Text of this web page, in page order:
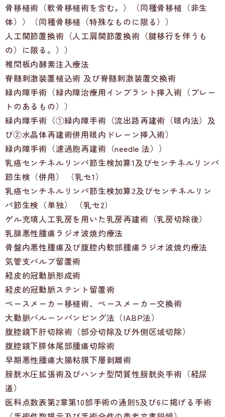
骨移植術（軟骨移植術を含む。）（同種骨移植（非生
体））（同種骨移植（特殊なものに限る））
人工関節置換術（人工肩関節置換術（腱移行を伴うも
の）に限る。））
椎間板内酵素注入療法
脊髄刺激装置植込術 及び脊髄刺激装置交換術
緑内障手術（緑内障治療用インプラント挿入術（プレー
トのあるもの））
緑内障手術（①緑内障手術（流出路再建術（眼内法）及
び②水晶体再建術併用眼内ドレーン挿入術）
緑内障手術（濾過胞再建術（needle 法））
乳癌センチネルリンパ節生検加算1及びセンチネルリンパ
節生検（併用） （乳セ1）
乳癌センチネルリンパ節生検加算2及びセンチネルリン
パ節生検（単独） （乳セ2）
ゲル充填人工乳房を用いた乳房再建術（乳房切除後）
乳腺悪性腫瘍ラジオ波焼灼療法
骨盤内悪性腫瘍及び腹腔内軟部腫瘍ラジオ波焼灼療法
気管支バルブ留置術
経皮的冠動脈形成術
経皮的冠動脈ステント留置術
ペースメーカー移植術、ペースメーカー交換術
大動脈バルーンパンピング法（IABP法）
腹腔鏡下肝切除術（部分切除及び外側区域切除）
腹腔鏡下膵体尾部腫瘍切除術
早期悪性腫瘍大腸粘膜下層剥離術
膀胱水圧拡張術及びハンナ型間質性膀胱炎手術（経尿
道）
医科点数表第2章第10部手術の通則5及び6に掲げる手術